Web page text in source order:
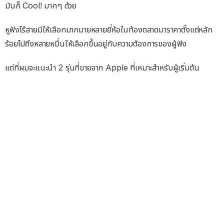
มันก็ Cool! มากๆ ด้วย
หูฟังไร้สายมีให้เลือกมากมายหลายยี่ห้อในท้องตลาดมาราคาตั้งแต่หลัก
ร้อยไปถึงหลายหมื่นให้เลือกขึ้นอยู่กับความต้องการของผู้ฟัง
แต่ที่ผมจะแนะนำ 2 รุ่นที่ขายจาก Apple ที่เหมาะสำหรับผู้เริ่มต้น